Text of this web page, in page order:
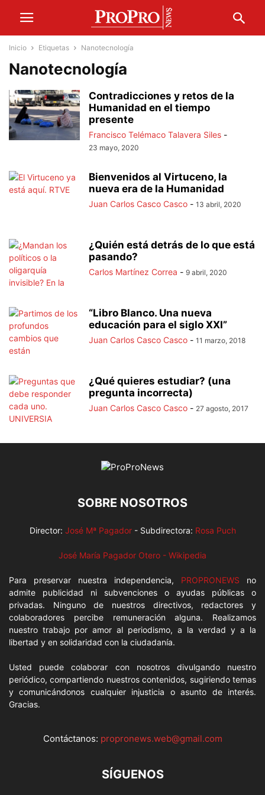
Inicio Etiquetas Nanotecnología
Nanotecnología
Contradicciones y retos de la
Humanidad en el tiempo
presente
Francisco Telémaco Talavera Siles -
23 mayo, 2020
Bienvenidos al Virtuceno, la
nueva era de la Humanidad
Juan Carlos Casco Casco - 13 abril, 2020
¿Quién está detrás de lo que está
pasando?
Carlos Martínez Correa - 9 abril, 2020
“Libro Blanco. Una nueva
educación para el siglo XXI”
Juan Carlos Casco Casco - 11 marzo, 2018
¿Qué quieres estudiar? (una
pregunta incorrecta)
Juan Carlos Casco Casco - 27 agosto, 2017
SOBRE NOSOTROS
Director: José Mª Pagador- Subdirectora: Rosa Puch
José María Pagador Otero - Wikipedia
Para preservar nuestra independencia, PROPRONEWS no
admite publicidad ni subvenciones o ayudas públicas o
privadas. Ninguno de nuestros directivos, redactores y
colaboradores percibe remuneración alguna. Realizamos
nuestro trabajo por amor al periodismo, a la verdad y a la
libertad y en solidaridad con la ciudadanía.
Usted puede colaborar con nosotros divulgando nuestro
periódico, compartiendo nuestros contenidos, sugiriendo temas
y comunicándonos cualquier injusticia o asunto de interés.
Gracias.
Contáctanos: propronews.web@gmail.com
SÍGUENOS